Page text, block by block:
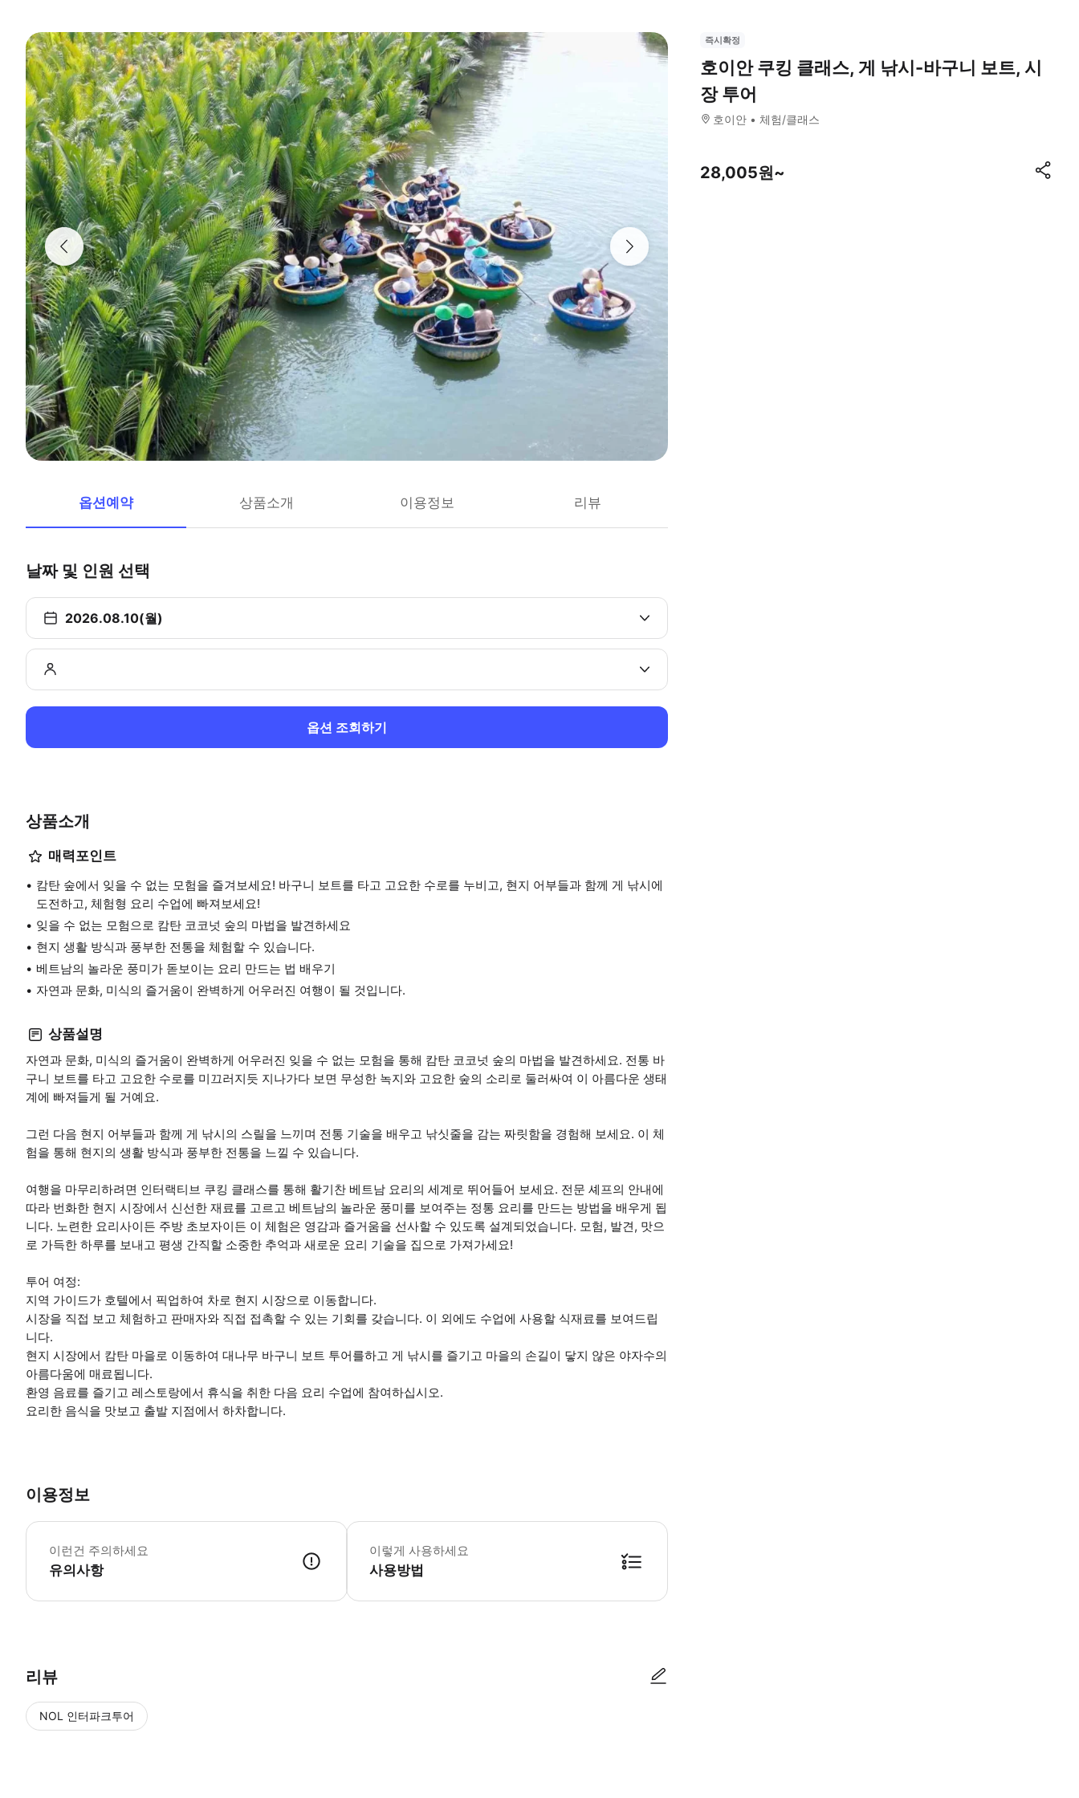
옵션예약 상품소개 이용정보 리뷰
날짜 및 인원 선택
2026.08.10(월)
옵션 조회하기
상품소개
매력포인트
캄탄 숲에서 잊을 수 없는 모험을 즐겨보세요! 바구니 보트를 타고 고요한 수로를 누비고, 현지 어부들과 함께 게 낚시에
도전하고, 체험형 요리 수업에 빠져보세요!
잊을 수 없는 모험으로 캄탄 코코넛 숲의 마법을 발견하세요
현지 생활 방식과 풍부한 전통을 체험할 수 있습니다.
베트남의 놀라운 풍미가 돋보이는 요리 만드는 법 배우기
자연과 문화, 미식의 즐거움이 완벽하게 어우러진 여행이 될 것입니다.
상품설명
자연과 문화, 미식의 즐거움이 완벽하게 어우러진 잊을 수 없는 모험을 통해 캄탄 코코넛 숲의 마법을 발견하세요. 전통 바
구니 보트를 타고 고요한 수로를 미끄러지듯 지나가다 보면 무성한 녹지와 고요한 숲의 소리로 둘러싸여 이 아름다운 생태
계에 빠져들게 될 거예요.
그런 다음 현지 어부들과 함께 게 낚시의 스릴을 느끼며 전통 기술을 배우고 낚싯줄을 감는 짜릿함을 경험해 보세요. 이 체
험을 통해 현지의 생활 방식과 풍부한 전통을 느낄 수 있습니다.
여행을 마무리하려면 인터랙티브 쿠킹 클래스를 통해 활기찬 베트남 요리의 세계로 뛰어들어 보세요. 전문 셰프의 안내에
따라 번화한 현지 시장에서 신선한 재료를 고르고 베트남의 놀라운 풍미를 보여주는 정통 요리를 만드는 방법을 배우게 됩
니다. 노련한 요리사이든 주방 초보자이든 이 체험은 영감과 즐거움을 선사할 수 있도록 설계되었습니다. 모험, 발견, 맛으
로 가득한 하루를 보내고 평생 간직할 소중한 추억과 새로운 요리 기술을 집으로 가져가세요!
투어 여정:
지역 가이드가 호텔에서 픽업하여 차로 현지 시장으로 이동합니다.
시장을 직접 보고 체험하고 판매자와 직접 접촉할 수 있는 기회를 갖습니다. 이 외에도 수업에 사용할 식재료를 보여드립
니다.
현지 시장에서 캄탄 마을로 이동하여 대나무 바구니 보트 투어를하고 게 낚시를 즐기고 마을의 손길이 닿지 않은 야자수의
아름다움에 매료됩니다.
환영 음료를 즐기고 레스토랑에서 휴식을 취한 다음 요리 수업에 참여하십시오.
요리한 음식을 맛보고 출발 지점에서 하차합니다.
이용정보
이런건 주의하세요
유의사항
운영자가 하루 전 16:00~20:00에 연락하여 미팅 시간과 장소를 재확인합니다. 요청에 따라 채식 메뉴 제공 가능 결제 페이지에서 참가일에 제공될 메뉴를
이렇게 사용하세요
사용방법
리뷰
NOL 인터파크투어
즉시확정
호이안 쿠킹 클래스, 게 낚시-바구니 보트, 시
장 투어
호이안 체험/클래스
28,005원~